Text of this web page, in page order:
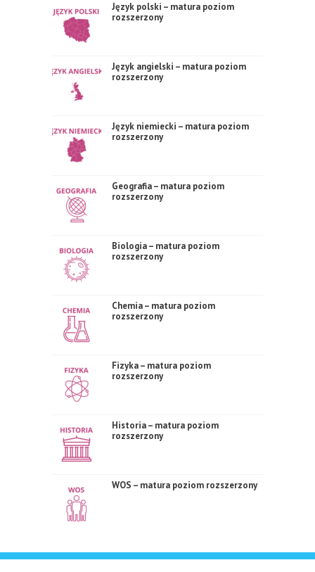
Język polski – matura poziom
rozszerzony
Język angielski – matura poziom
rozszerzony
Język niemiecki – matura poziom
rozszerzony
Geografia – matura poziom
rozszerzony
Biologia – matura poziom
rozszerzony
Chemia – matura poziom
rozszerzony
Fizyka – matura poziom
rozszerzony
Historia – matura poziom
rozszerzony
WOS – matura poziom rozszerzony